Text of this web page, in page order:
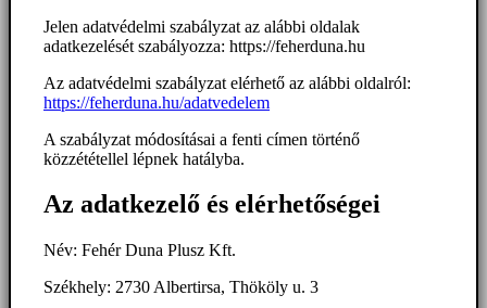
Jelen adatvédelmi szabályzat az alábbi oldalak
adatkezelését szabályozza: https://feherduna.hu
Az adatvédelmi szabályzat elérhető az alábbi oldalról:
https://feherduna.hu/adatvedelem
A szabályzat módosításai a fenti címen történő
közzététellel lépnek hatályba.
Az adatkezelő és elérhetőségei
Név: Fehér Duna Plusz Kft.
Székhely: 2730 Albertirsa, Thököly u. 3